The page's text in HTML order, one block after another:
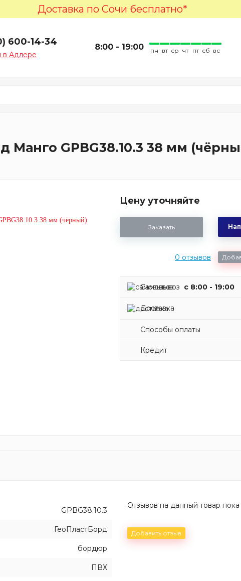
Доставка по Сочи бесплатно*
600-14-34
в Адлере
8:00 - 19:00 пн вт ср чт пт сб вс
GPBG38.10.3 38 мм
Цену уточняйте
Заказать
0 отзывов
Самовывоз c 8:00 - 19:00
Доставка
Способы оплаты
Кредит
GPBG38.10.3
ГеоПластБорд
бордюр
ПВХ
Отзывов на данный товар
Добавить отзыв